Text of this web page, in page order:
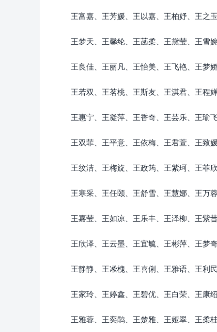
王富嘉、王芳媛、王以嘉、王柏妤、王之玉
王梦天、王馨纶、王菡柔、王黛莹、王雪婉
王良佳、王丽凡、王怡美、王飞艳、王梦娇
王若双、王茗桃、王斯友、王淇君、王程婵
王惠宁、王凝萍、王香奇、王芸乐、王瑜飞
王双菲、王平意、王依梅、王君萱、王致媛
王纹洁、王梅旋、王政筠、王紫珂、王菲欣
王寒采、王任颐、王舒雪、王慧娜、王万蓉
王嘉莹、王如凉、王乐丰、王泽柳、王紫昔
王欣泽、王云墨、王宜毓、王彬萍、王梦奇
王静静、王凇槐、王喜俐、王雅语、王利民
王家玲、王婷鑫、王碧优、王白荣、王康绍
王雅蓉、王奕鹃、王楚雅、王娅翠、王柔桂